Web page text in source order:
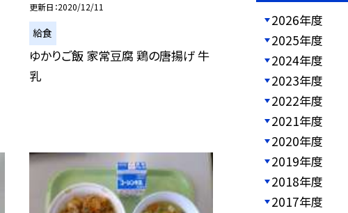
更新日 2020/12/11
給食
ゆかりご飯 家常豆腐 鶏の唐揚げ 牛
乳
2026年度
2025年度
2024年度
2023年度
2022年度
2021年度
2020年度
2019年度
2018年度
2017年度